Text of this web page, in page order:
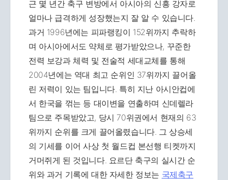
근 몇 년간 축구 변방에서 아시아의 신흥 강자로
얼마나 급격하게 성장했는지 잘 알 수 있습니다.
과거 1996년에는 피파랭킹이 152위까지 추락하
며 아시아에서도 약체로 평가받았으나, 꾸준한
전력 보강과 체력 및 전술적 세대교체를 통해
2004년에는 역대 최고 순위인 37위까지 끌어올
린 저력이 있는 팀입니다. 특히 지난 아시안컵에
서 한국을 꺾는 등 대이변을 연출하며 신데렐라
팀으로 주목받았고, 당시 70위권에서 현재의 63
위까지 순위를 크게 끌어올렸습니다. 그 상승세
의 기세를 이어 사상 첫 월드컵 본선행 티켓까지
거머쥐게 된 것입니다. 요르단 축구의 실시간 순
위와 과거 기록에 대한 자세한 정보는 국제축구